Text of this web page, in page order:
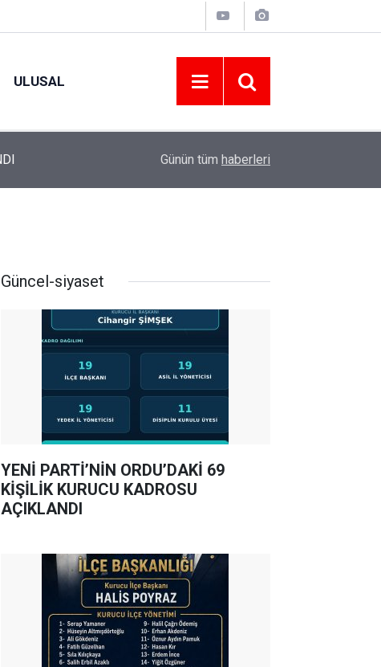
ULUSAL
ORDU ASKF’DEN İŞ DÜNYASINA AMATÖR
Günün tüm haberleri
Güncel-siyaset
YENİ PARTİ’NİN ORDU’DAKİ 69
KİŞİLİK KURUCU KADROSU
AÇIKLANDI